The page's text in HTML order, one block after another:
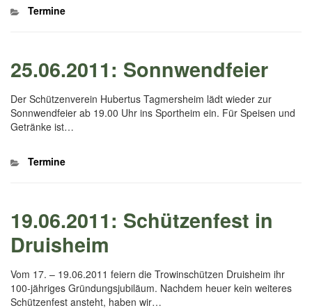
Kategorien
Termine
25.06.2011: Sonnwendfeier
Der Schützenverein Hubertus Tagmersheim lädt wieder zur
Sonnwendfeier ab 19.00 Uhr ins Sportheim ein. Für Speisen und
Getränke ist…
Kategorien
Termine
19.06.2011: Schützenfest in
Druisheim
Vom 17. – 19.06.2011 feiern die Trowinschützen Druisheim ihr
100-jähriges Gründungsjubiläum. Nachdem heuer kein weiteres
Schützenfest ansteht, haben wir…